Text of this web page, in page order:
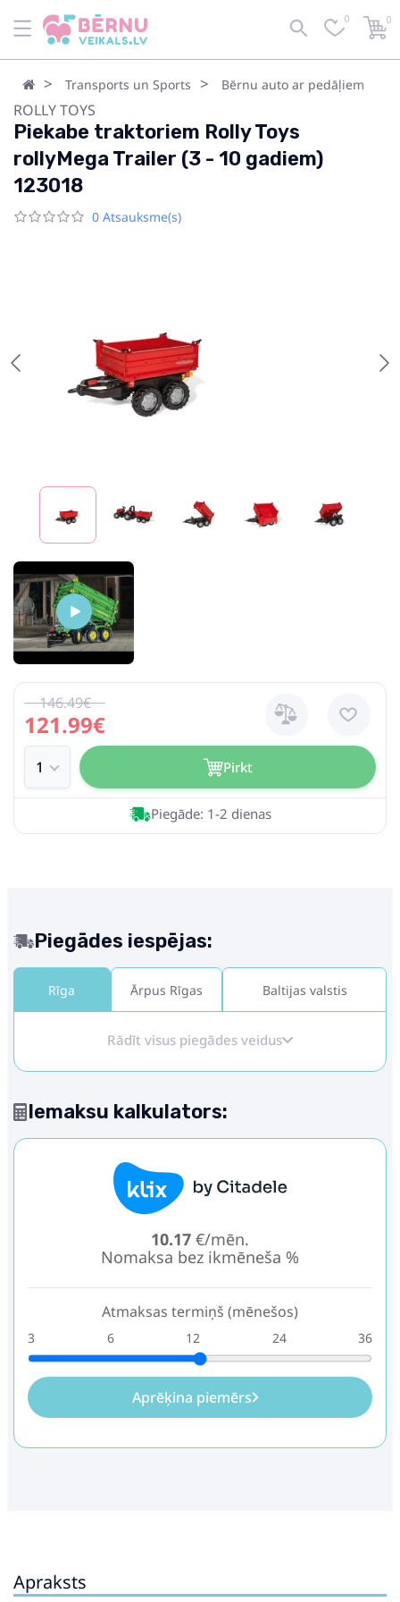
0 0
Transports un Sports Bērnu auto ar pedāļiem
ROLLY TOYS
Piekabe traktoriem Rolly Toys
rollyMega Trailer (3 - 10 gadiem)
123018
0 Atsauksme(s)
121.99€
146.49€
Pirkt
Piegāde: 1-2 dienas
Piegādes iespējas:
Rīga Ārpus Rīgas Baltijas valstis
Rādīt visus piegādes veidus
Iemaksu kalkulators:
10.17 €/mēn.
Nomaksa bez ikmēneša %
Atmaksas termiņš (mēnešos)
3 6 12 24 36
Aprēķina piemērs
Apraksts